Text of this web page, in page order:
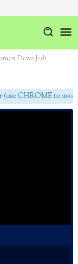
Dewa Judi
CHROME to avoid